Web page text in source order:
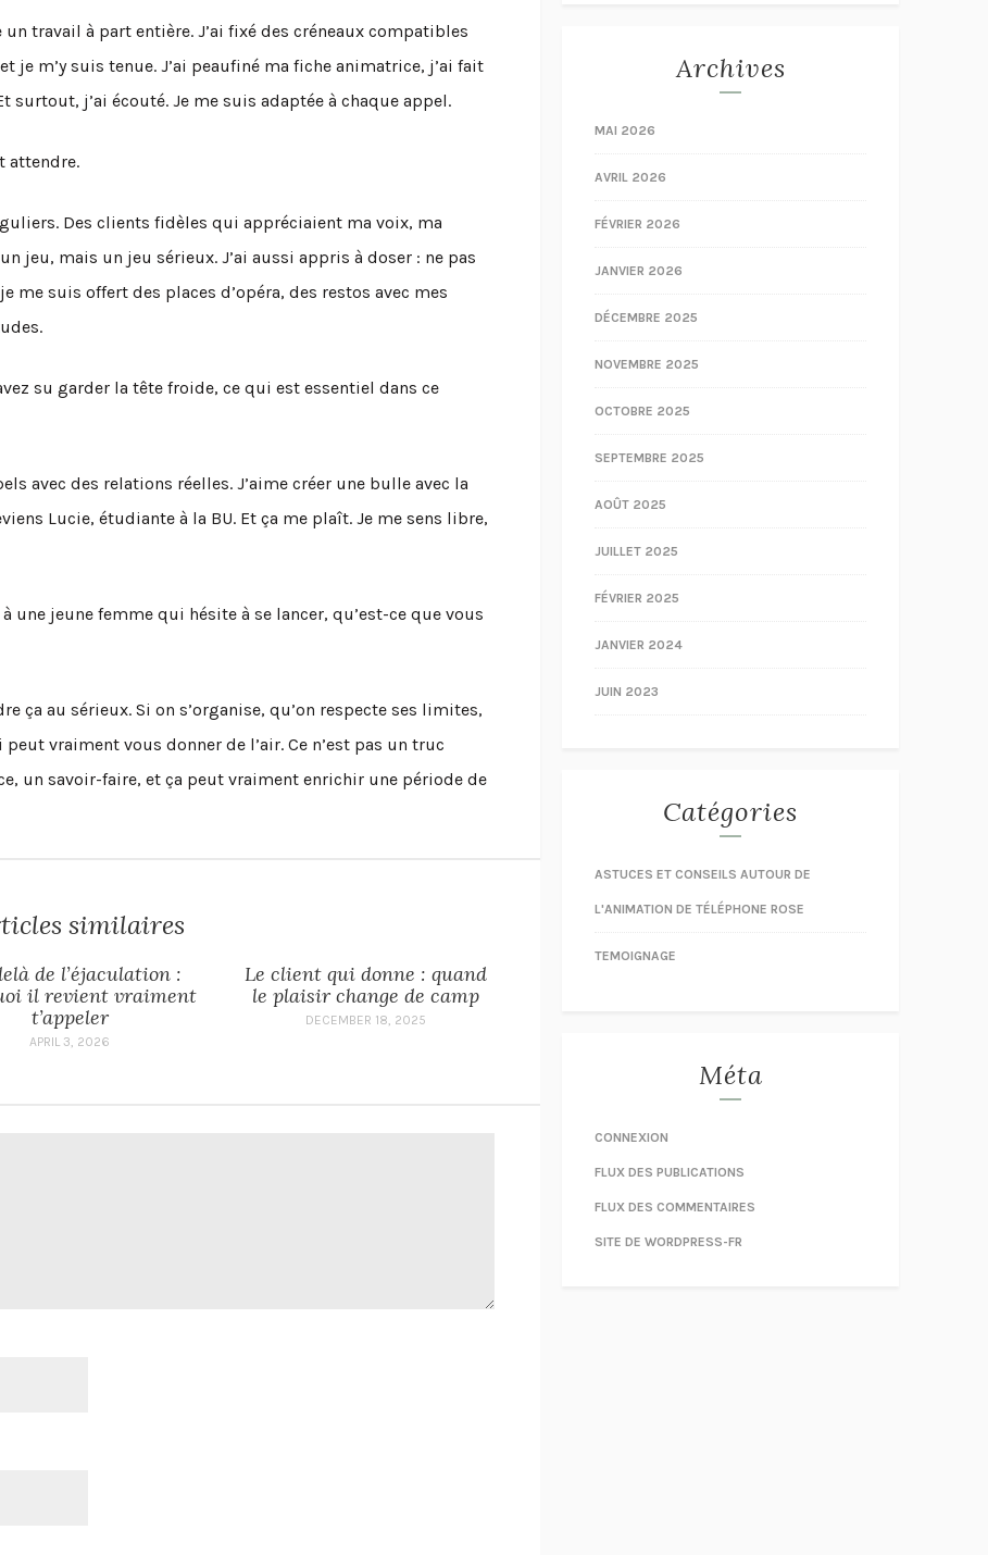
travail à part entière. J’ai fixé des créneaux compatibles
je m’y suis tenue. J’ai peaufiné ma fiche animatrice, j’ai fait
j’ai écouté. Je me suis adaptée à chaque appel.
attendre.
Des clients fidèles qui appréciaient ma voix, ma
jeu, mais un jeu sérieux. J’ai aussi appris à doser : ne pas
me suis offert des places d’opéra, des restos avec mes
su garder la tête froide, ce qui est essentiel dans ce
avec des relations réelles. J’aime créer une bulle avec la
Lucie, étudiante à la BU. Et ça me plaît. Je me sens libre,
une jeune femme qui hésite à se lancer, qu’est-ce que vous
ça au sérieux. Si on s’organise, qu’on respecte ses limites,
vraiment vous donner de l’air. Ce n’est pas un truc
un savoir-faire, et ça peut vraiment enrichir une période de
similaires
de l’éjaculation :
il revient vraiment
t’appeler
APRIL 3, 2026
Le client qui donne : quand
le plaisir change de camp
DECEMBER 18, 2025
Archives
MAI 2026
AVRIL 2026
FÉVRIER 2026
JANVIER 2026
DÉCEMBRE 2025
NOVEMBRE 2025
OCTOBRE 2025
SEPTEMBRE 2025
AOÛT 2025
JUILLET 2025
FÉVRIER 2025
JANVIER 2024
JUIN 2023
Catégories
ASTUCES ET CONSEILS AUTOUR DE
L'ANIMATION DE TÉLÉPHONE ROSE
TEMOIGNAGE
Méta
CONNEXION
FLUX DES PUBLICATIONS
FLUX DES COMMENTAIRES
SITE DE WORDPRESS-FR